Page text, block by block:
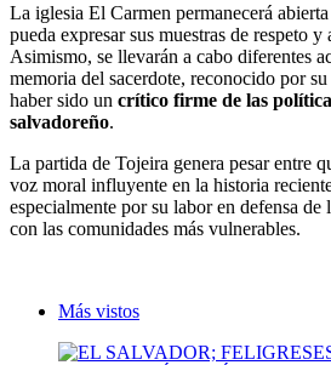
La iglesia El Carmen permanecerá
pueda expresar sus muestras de respeto y
Asimismo, se llevarán a cabo diferentes
memoria del sacerdote, reconocido por
haber sido un crítico firme de las
salvadoreño.
La partida de Tojeira genera pesar entre
voz moral influyente en la historia
especialmente por su labor en defensa de
con las comunidades más vulnerables.
Más vistos